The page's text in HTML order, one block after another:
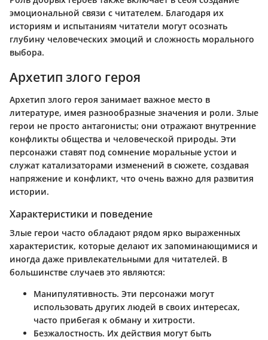
эмоциональной связи с читателем. Благодаря их
историям и испытаниям читатели могут осознать
глубину человеческих эмоций и сложность морального
выбора.
Архетип злого героя
Архетип злого героя занимает важное место в
литературе, имея разнообразные значения и роли. Злые
герои не просто антагонисты; они отражают внутренние
конфликты общества и человеческой природы. Эти
персонажи ставят под сомнение моральные устои и
служат катализаторами изменений в сюжете, создавая
напряжение и конфликт, что очень важно для развития
истории.
Характеристики и поведение
Злые герои часто обладают рядом ярко выраженных
характеристик, которые делают их запоминающимися и
иногда даже привлекательными для читателей. В
большинстве случаев это являются:
Манипулятивность. Эти персонажи могут
использовать других людей в своих интересах,
часто прибегая к обману и хитрости.
Безжалостность. Их действия могут быть